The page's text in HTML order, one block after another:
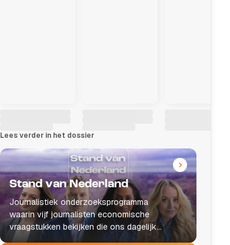
Lees verder in het dossier
Stand van Nederland
Journalistiek onderzoeksprogramma
waarin vijf journalisten economische
vraagstukken bekijken die ons dagelijks
leven raken.